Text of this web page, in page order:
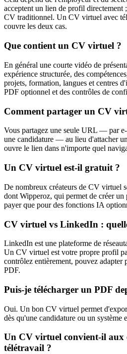
acceptent un lien de profil directement
CV traditionnel. Un CV virtuel avec
couvre les deux cas.
Que contient un CV virtuel ?
En général une courte vidéo de
expérience structurée, des
projets, formation, langues et centres
PDF optionnel et des contrôles de
Comment partager un CV
Vous partagez une seule URL — par
une candidature — au lieu d'attacher
ouvre le lien dans n'importe quel
Un CV virtuel est-il gratuit ?
De nombreux créateurs de CV virtuel
dont Wipperoz, qui permet de créer un
payer que pour des fonctions IA
CV virtuel vs LinkedIn :
LinkedIn est une plateforme de
Un CV virtuel est votre propre profil
contrôlez entièrement, pouvez adapter
PDF.
Puis-je télécharger un PDF
Oui. Un bon CV virtuel permet
dès qu'une candidature ou un système
Un CV virtuel convient-il aux
télétravail ?